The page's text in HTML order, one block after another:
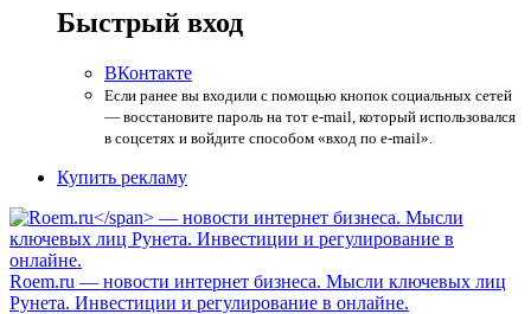
Быстрый вход
ВКонтакте
Если ранее вы входили с помощью кнопок социальных сетей
— восстановите пароль на тот e-mail, который использовался
в соцсетях и войдите способом «вход по e-mail».
Купить рекламу
Roem.ru — новости интернет бизнеса. Мысли ключевых лиц
Рунета. Инвестиции и регулирование в онлайне.